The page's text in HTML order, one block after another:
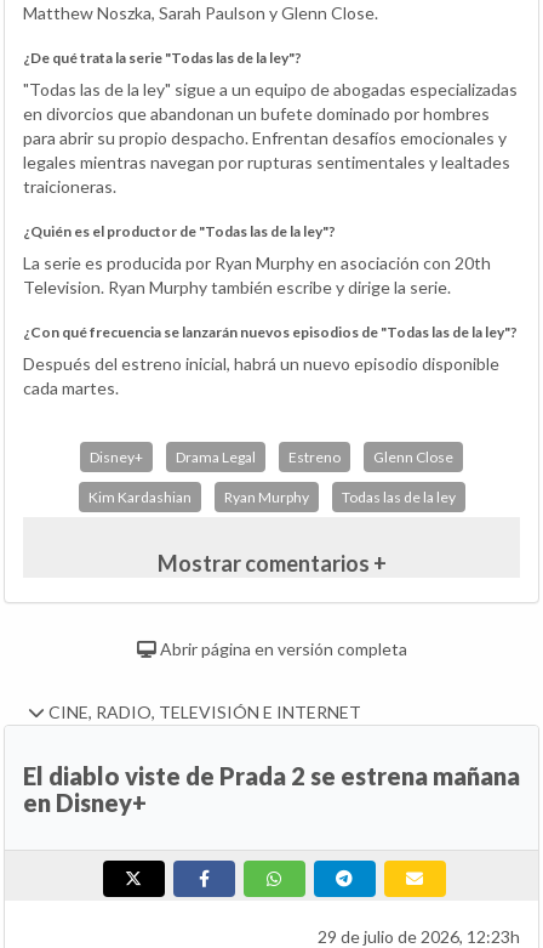
Matthew Noszka, Sarah Paulson y Glenn Close.
¿De qué trata la serie "Todas las de la ley"?
"Todas las de la ley" sigue a un equipo de abogadas especializadas
en divorcios que abandonan un bufete dominado por hombres
para abrir su propio despacho. Enfrentan desafíos emocionales y
legales mientras navegan por rupturas sentimentales y lealtades
traicioneras.
¿Quién es el productor de "Todas las de la ley"?
La serie es producida por Ryan Murphy en asociación con 20th
Television. Ryan Murphy también escribe y dirige la serie.
¿Con qué frecuencia se lanzarán nuevos episodios de "Todas las de la ley"?
Después del estreno inicial, habrá un nuevo episodio disponible
cada martes.
Disney+ Drama Legal Estreno Glenn Close
Kim Kardashian Ryan Murphy Todas las de la ley
Mostrar comentarios +
Abrir página en versión completa
CINE, RADIO, TELEVISIÓN E INTERNET
El diablo viste de Prada 2 se estrena mañana
en Disney+
29 de julio de 2026, 12:23h